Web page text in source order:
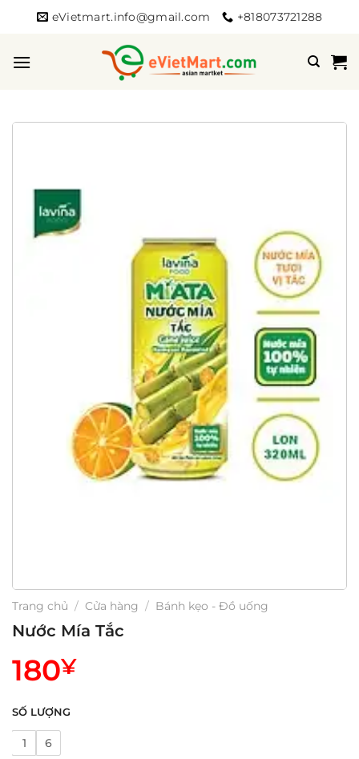
dung
eVietmart.info@gmail.com +818073721288
Trang chủ / Cửa hàng / Bánh kẹo - Đồ uống
Nước Mía Tắc
180¥
SỐ LƯỢNG
1 6